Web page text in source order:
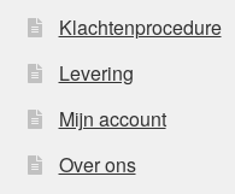
Klachtenprocedure
Levering
Mijn account
Over ons